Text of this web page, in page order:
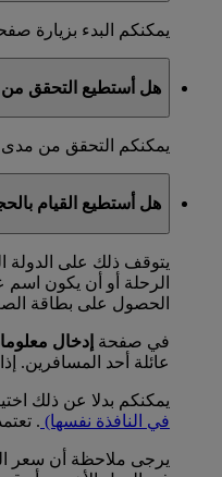
يمكنكم البدء بزيارة
هل أستطيع التحقق من
يمكنكم التحقق من مدى
هل أستطيع القيام
يتوقف ذلك على الدولة
الرحلة أو أن يكون اسم
الحصول على بطاقة
في صفحة إدخال
عائلة أحد المسافرين.
يمكنكم بدلا عن ذلك
في النافذة نفسها) .
يرجى ملاحظة أن سعر